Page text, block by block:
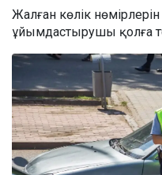
Жалған көлік
ұйымдастырушы қолға